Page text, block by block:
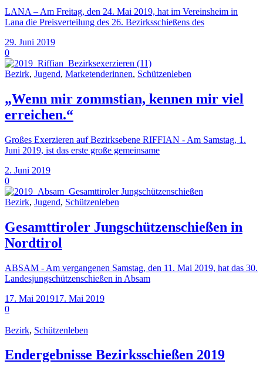
LANA – Am Freitag, den 24. Mai 2019, hat im Vereinsheim in
Lana die Preisverteilung des 26. Bezirksschießens des
29. Juni 2019
0
Bezirk, Jugend, Marketenderinnen, Schützenleben
„Wenn mir zommstian, kennen mir viel
erreichen.“
Großes Exerzieren auf Bezirksebene RIFFIAN - Am Samstag, 1.
Juni 2019, ist das erste große gemeinsame
2. Juni 2019
0
Bezirk, Jugend, Schützenleben
Gesamttiroler Jungschützenschießen in
Nordtirol
ABSAM - Am vergangenen Samstag, den 11. Mai 2019, hat das 30.
Landesjungschützenschießen in Absam
17. Mai 201917. Mai 2019
0
Bezirk, Schützenleben
Endergebnisse Bezirksschießen 2019